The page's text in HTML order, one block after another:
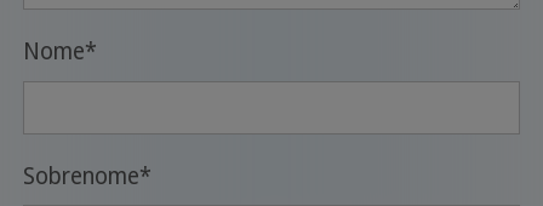
Nome*
Sobrenome*